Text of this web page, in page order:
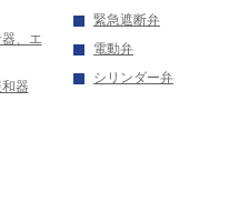
悪い
、エ
器
緊急遮断弁
電動弁
シリンダー弁